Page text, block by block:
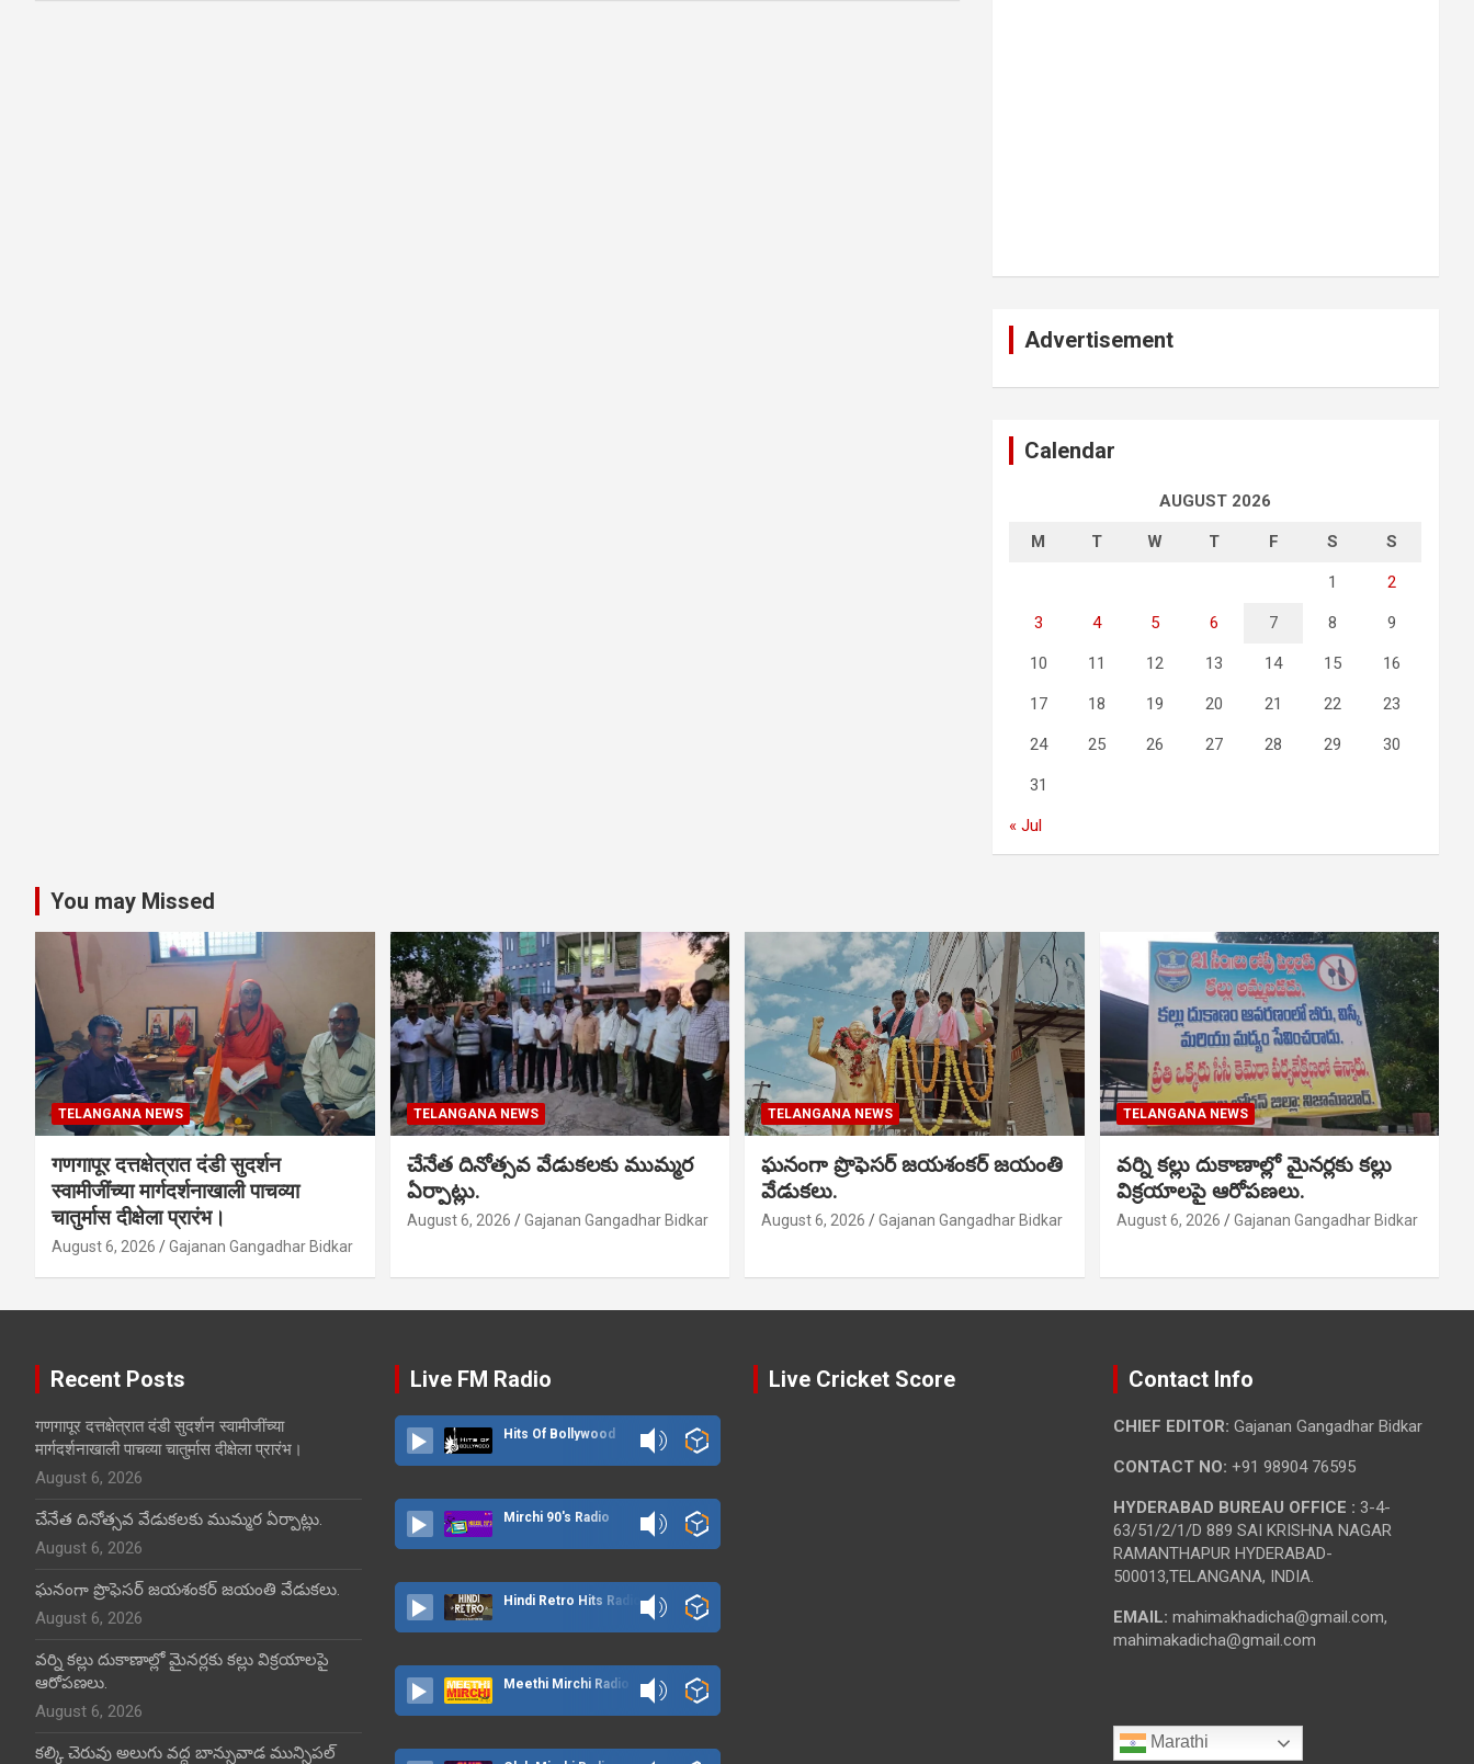
Advertisement
Calendar
AUGUST 2026
M T W T F S S
1 2
3 4 5 6 7 8 9
10 11 12 13 14 15 16
17 18 19 20 21 22 23
24 25 26 27 28 29 30
31
« Jul
You may Missed
TELANGANA NEWS
गणगापूर दत्तक्षेत्रात दंडी सुदर्शन
स्वामीजींच्या मार्गदर्शनाखाली पाचव्या
चातुर्मास दीक्षेला प्रारंभ।
August 6, 2026 Gajanan Gangadhar Bidkar
TELANGANA NEWS
చేనేత దినోత్సవ వేడుకలకు ముమ్మర
ఏర్పాట్లు.
August 6, 2026 Gajanan Gangadhar Bidkar
TELANGANA NEWS
ఘనంగా ప్రొఫెసర్ జయశంకర్ జయంతి
వేడుకలు.
August 6, 2026 Gajanan Gangadhar Bidkar
TELANGANA NEWS
వర్ని కల్లు దుకాణాల్లో మైనర్లకు కల్లు
విక్రయాలపై ఆరోపణలు.
August 6, 2026 Gajanan Gangadhar Bidkar
Recent Posts
गणगापूर दत्तक्षेत्रात दंडी सुदर्शन स्वामीजींच्या
मार्गदर्शनाखाली पाचव्या चातुर्मास दीक्षेला प्रारंभ।
August 6, 2026
చేనేత దినోత్సవ వేడుకలకు ముమ్మర ఏర్పాట్లు.
August 6, 2026
ఘనంగా ప్రొఫెసర్ జయశంకర్ జయంతి వేడుకలు.
August 6, 2026
వర్ని కల్లు దుకాణాల్లో మైనర్లకు కల్లు విక్రయాలపై
ఆరోపణలు.
August 6, 2026
కల్కి చెరువు అలుగు వద్ద బాన్సువాడ మున్సిపల్
Live FM Radio
Hits Of Bollywood
Mirchi 90's Radio
Hindi Retro Hits Radio
Meethi Mirchi Radio
Live Cricket Score Contact Info
CHIEF EDITOR: Gajanan Gangadhar Bidkar
CONTACT NO: +91 98904 76595
HYDERABAD BUREAU OFFICE : 3-4-
63/51/2/1/D 889 SAI KRISHNA NAGAR
RAMANTHAPUR HYDERABAD-
500013,TELANGANA, INDIA.
EMAIL: mahimakhadicha@gmail.com,
mahimakadicha@gmail.com
Marathi